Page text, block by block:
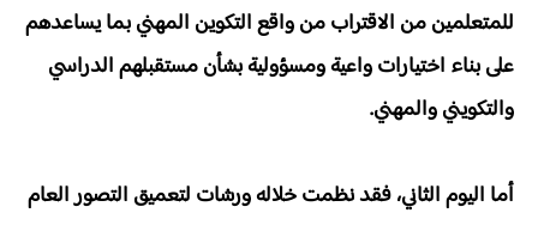
للمتعلمين من الاقتراب من واقع التكوين المهني بما يساعدهم
على بناء اختيارات واعية ومسؤولية بشأن مستقبلهم الدراسي
والتكويني والمهني.
أما اليوم الثاني، فقد نظمت خلاله ورشات لتعميق التصور العام